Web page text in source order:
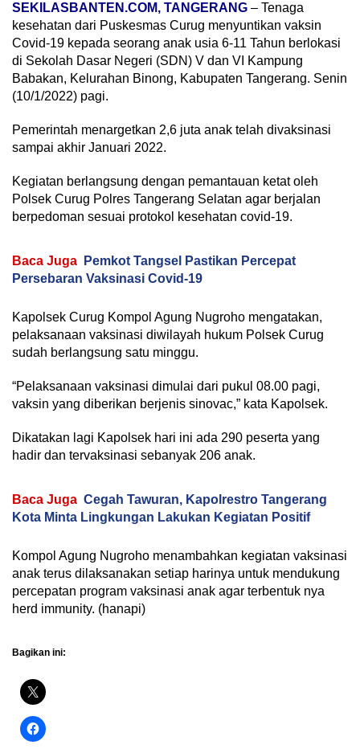
SEKILASBANTEN.COM, TANGERANG – Tenaga
kesehatan dari Puskesmas Curug menyuntikan vaksin
Covid-19 kepada seorang anak usia 6-11 Tahun berlokasi
di Sekolah Dasar Negeri (SDN) V dan VI Kampung
Babakan, Kelurahan Binong, Kabupaten Tangerang. Senin
(10/1/2022) pagi.
Pemerintah menargetkan 2,6 juta anak telah divaksinasi
sampai akhir Januari 2022.
Kegiatan berlangsung dengan pemantauan ketat oleh
Polsek Curug Polres Tangerang Selatan agar berjalan
berpedoman sesuai protokol kesehatan covid-19.
Baca Juga
Pemkot Tangsel Pastikan Percepat
Persebaran Vaksinasi Covid-19
Kapolsek Curug Kompol Agung Nugroho mengatakan,
pelaksanaan vaksinasi diwilayah hukum Polsek Curug
sudah berlangsung satu minggu.
“Pelaksanaan vaksinasi dimulai dari pukul 08.00 pagi,
vaksin yang diberikan berjenis sinovac,” kata Kapolsek.
Dikatakan lagi Kapolsek hari ini ada 290 peserta yang
hadir dan tervaksinasi sebanyak 206 anak.
Baca Juga Cegah Tawuran, Kapolrestro Tangerang
Kota Minta Lingkungan Lakukan Kegiatan Positif
Kompol Agung Nugroho menambahkan kegiatan vaksinasi
anak terus dilaksanakan setiap harinya untuk mendukung
percepatan program vaksinasi anak agar terbentuk nya
herd immunity. (hanapi)
Bagikan ini: